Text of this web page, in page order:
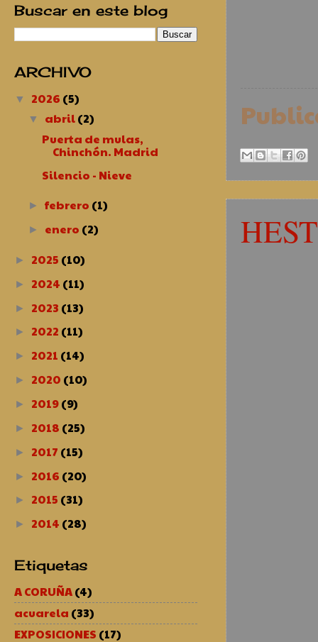
Buscar en este blog
ARCHIVO
▼ 2026 (5)
▼ abril(2)
Puerta de mulas,
Chinchón. Madrid
Silencio - Nieve
► febrero (1)
► enero (2)
► 2025 (10)
► 2024 (11)
► 2023 (13)
► 2022 (11)
► 2021 (14)
► 2020 (10)
► 2019(9)
► 2018 (25)
► 2017 (15)
► 2016 (20)
► 2015 (31)
► 2014 (28)
Etiquetas
A CORUÑA(4)
acuarela (33)
EXPOSICIONES (17)